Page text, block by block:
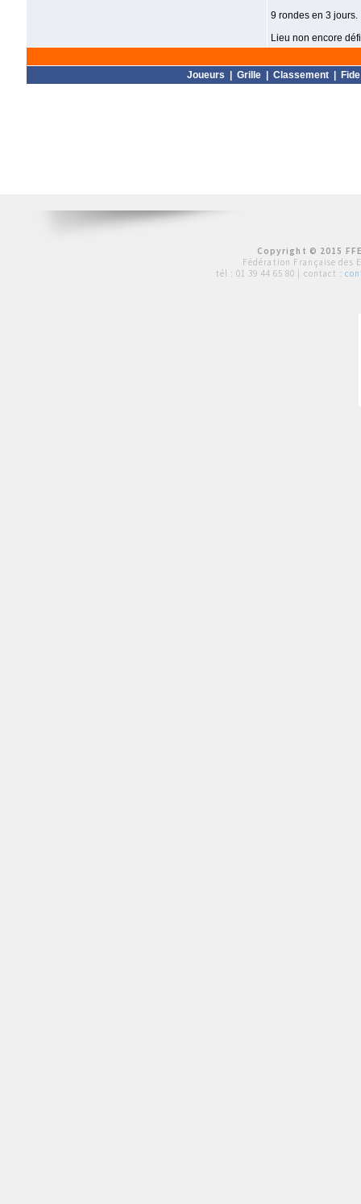
9 rondes en 3 jours.
Lieu non encore
Joueurs Grille Classement Fide
Copyright © 2015
Fédération Française des
tél : 01 39 44 65 80 | contact :